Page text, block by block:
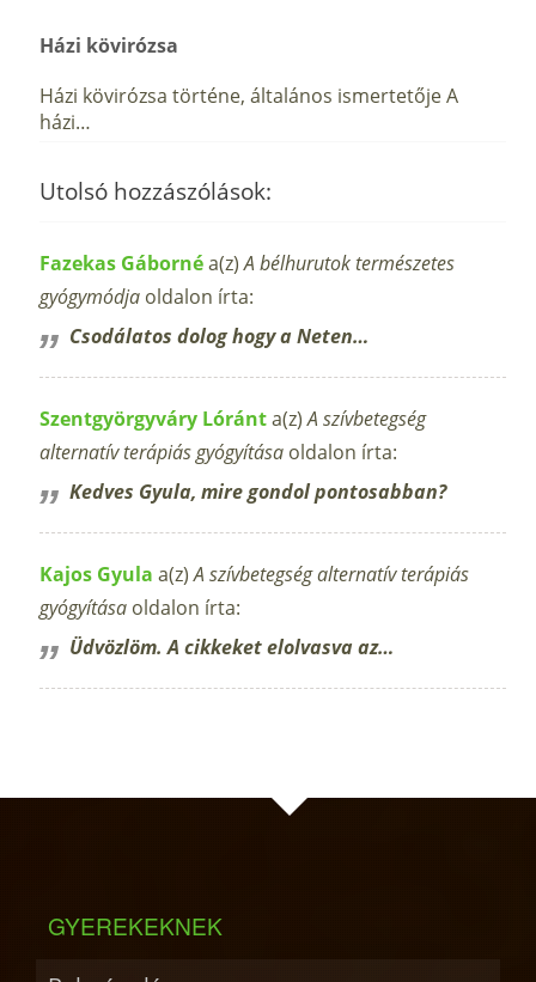
Házi kövirózsa
Házi kövirózsa történe, általános ismertetője A
házi…
Utolsó hozzászólások:
Fazekas Gábornéa(z)A bélhurutok természetes
gyógymódja oldalon írta:
Csodálatos dolog hogy a Neten…
Szentgyörgyváry Lóránta(z)A szívbetegség
alternatív terápiás gyógyítása oldalon írta:
Kedves Gyula, mire gondol pontosabban?
Kajos Gyula a(z)A szívbetegség alternatív terápiás
gyógyítása oldalon írta:
Üdvözlöm. A cikkeket elolvasva az…
GYEREKEKNEK